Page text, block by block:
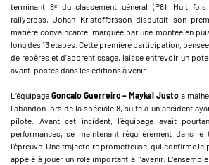
terminant 8ᵉ du classement général (P8). Huit
rallycross, Johan Kristoffersson disputait son
matière convaincante, marquée par une montée en
long des 13 étapes. Cette première participation,
de repères et d’apprentissage, laisse entrevoir un
avant-postes dans les éditions à venir.
L’équipage Goncalo Guerreiro – Maykel Justo a
l’abandon lors de la spéciale 8, suite à un accident
pilote. Avant cet incident, l’équipage avait
performances, se maintenant régulièrement dans
l’épreuve. Une trajectoire prometteuse, qui confirme le
appelé à jouer un rôle important à l’avenir.